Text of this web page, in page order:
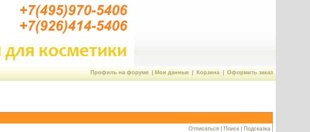
Профиль на форуме| Мои данные| Корзина| Оформить заказ
Отписаться| Поиск| Подсказка